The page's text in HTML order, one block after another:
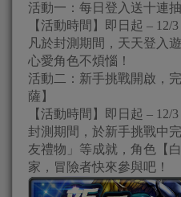
活動一：每日登入送十連抽
【活動時間】即日起 – 12/3
凡於封測期間，天天登入
心愛角色不煩惱！
活動二：新手挑戰開啟，
薩】
【活動時間】即日起 – 12/3
封測期間，於新手挑戰中
友禮物」等成就，角色【
家，冒險者快來參與吧！